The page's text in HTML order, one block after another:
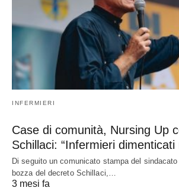
INFERMIERI
Case di comunità, Nursing Up
Schillaci: “Infermieri dimenticati
Di seguito un comunicato stampa del
bozza del decreto Schillaci,…
3 mesi fa